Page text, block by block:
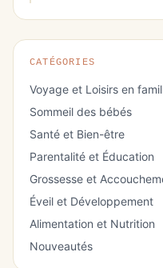
CATÉGORIES
Voyage et Loisirs en
Sommeil des bébés
Santé et Bien-être
Parentalité et Éducation
Grossesse et
Éveil et Développement
Alimentation et Nutrition
Nouveautés